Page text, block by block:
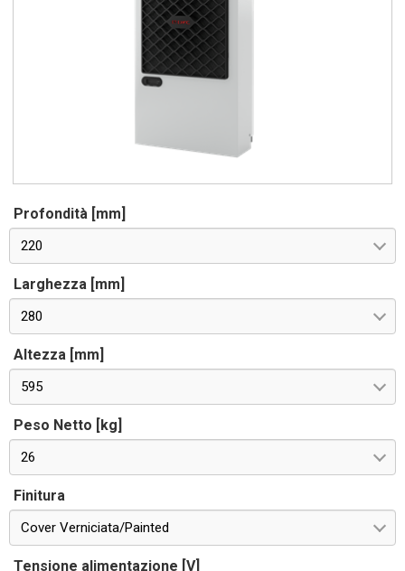
Profondità [mm]
220
Larghezza [mm]
280
Altezza [mm]
595
Peso Netto [kg]
26
Finitura
Cover Verniciata/Painted
Tensione alimentazione [V]